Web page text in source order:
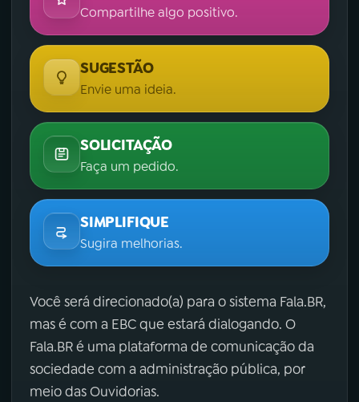
Compartilhe algo positivo.
SUGESTÃO
Envie uma ideia.
SOLICITAÇÃO
Faça um pedido.
SIMPLIFIQUE
Sugira melhorias.
Você será direcionado(a) para o sistema Fala.BR,
mas é com a EBC que estará dialogando. O
Fala.BR é uma plataforma de comunicação da
sociedade com a administração pública, por
meio das Ouvidorias.